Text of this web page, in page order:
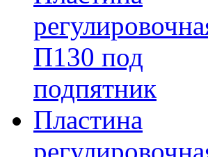
П130 под
подпятник
Пластина